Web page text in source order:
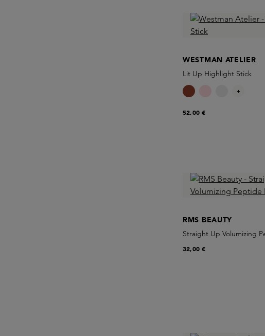
WESTMAN ATELIER
Lit Up Highlight Stick
52,00 €
+
RMS BEAUTY
Straight Up Volumizing
32,00 €